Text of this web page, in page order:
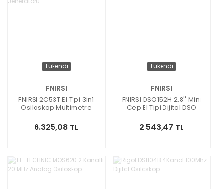
Tükendi
FNIRSI
FNIRSI 2C53T El Tipi 3in1
Osiloskop Multimetre
6.325,08 TL
Tükendi
FNIRSI
FNIRSI DSO152H 2.8'' Mini
Cep El Tipi Dijital DSO
2.543,47 TL